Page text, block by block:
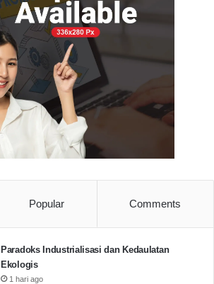
Popular Comments
Paradoks Industrialisasi dan Kedaulatan
Ekologis
1 hari ago